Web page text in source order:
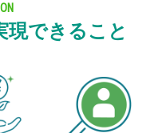
現できること